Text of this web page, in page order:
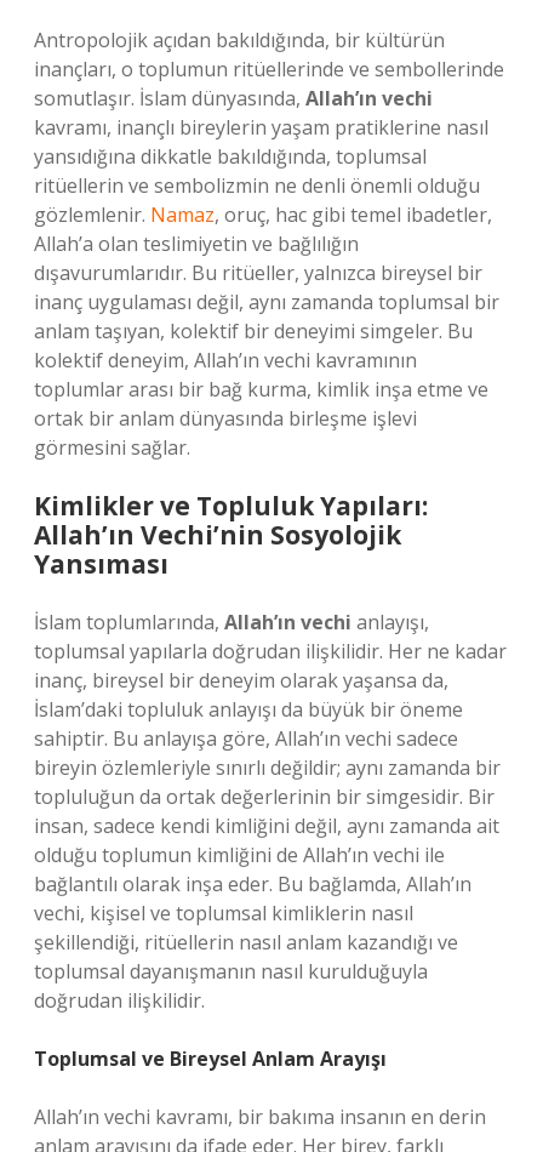
Antropolojik açıdan bakıldığında, bir kültürün
inançları, o toplumun ritüellerinde ve sembollerinde
somutlaşır. İslam dünyasında, Allah’ın vechi
kavramı, inançlı bireylerin yaşam pratiklerine nasıl
yansıdığına dikkatle bakıldığında, toplumsal
ritüellerin ve sembolizmin ne denli önemli olduğu
gözlemlenir. Namaz, oruç, hac gibi temel ibadetler,
Allah’a olan teslimiyetin ve bağlılığın
dışavurumlarıdır. Bu ritüeller, yalnızca bireysel bir
inanç uygulaması değil, aynı zamanda toplumsal bir
anlam taşıyan, kolektif bir deneyimi simgeler. Bu
kolektif deneyim, Allah’ın vechi kavramının
toplumlar arası bir bağ kurma, kimlik inşa etme ve
ortak bir anlam dünyasında birleşme işlevi
görmesini sağlar.
Kimlikler ve Topluluk Yapıları:
Allah’ın Vechi’nin Sosyolojik
Yansıması
İslam toplumlarında, Allah’ın vechi anlayışı,
toplumsal yapılarla doğrudan ilişkilidir. Her ne kadar
inanç, bireysel bir deneyim olarak yaşansa da,
İslam’daki topluluk anlayışı da büyük bir öneme
sahiptir. Bu anlayışa göre, Allah’ın vechi sadece
bireyin özlemleriyle sınırlı değildir; aynı zamanda bir
topluluğun da ortak değerlerinin bir simgesidir. Bir
insan, sadece kendi kimliğini değil, aynı zamanda ait
olduğu toplumun kimliğini de Allah’ın vechi ile
bağlantılı olarak inşa eder. Bu bağlamda, Allah’ın
vechi, kişisel ve toplumsal kimliklerin nasıl
şekillendiği, ritüellerin nasıl anlam kazandığı ve
toplumsal dayanışmanın nasıl kurulduğuyla
doğrudan ilişkilidir.
Toplumsal ve Bireysel Anlam Arayışı
Allah’ın vechi kavramı, bir bakıma insanın en derin
anlam arayışını da ifade eder. Her birey, farklı